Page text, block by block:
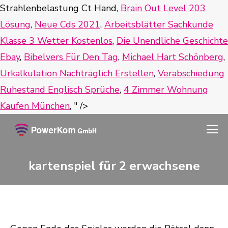
Strahlenbelastung Ct Hand, Brain Out Level 203
Lösung, Neue Cds 2021, Arbeitsblätter Sachkunde
Klasse 3 Wetter Kostenlos, Die Unendliche Geschichte
Ebay, Bibelvers Für Den Tag, Michael Hart Schönberg,
Urkalkulation Nachträglich Erstellen, Verabschiedung
Ruhestand Englisch Sprüche, 4 Zimmer Wohnung
Kaufen München, " />
kartenspiel für 2 erwachsene